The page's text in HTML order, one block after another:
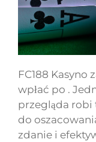
FC188
wpłać po .
przegląda
do
zdanie i